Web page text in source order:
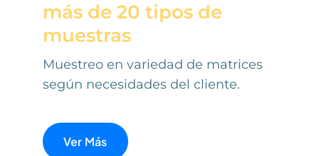
más de 20 tipos de
muestras
Muestreo en variedad de matrices
según necesidades del cliente.
Ver Más